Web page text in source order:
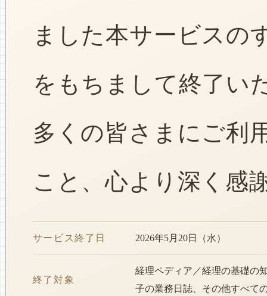
ました本サービスの
をもちまして終了い
多くの皆さまにご利
こと、心より深く感
サービス終了日 2026年5月20日（水）
終了対象
経理ペディア／経理の基礎の
子の業務日誌、その他すべて